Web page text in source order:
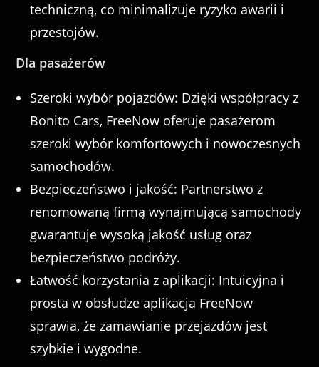
techniczną, co minimalizuje ryzyko awarii i
przestojów.
Dla pasażerów
Szeroki wybór pojazdów: Dzięki współpracy z
Bonito Cars, FreeNow oferuje pasażerom
szeroki wybór komfortowych i nowoczesnych
samochodów.
Bezpieczeństwo i jakość: Partnerstwo z
renomowaną firmą wynajmującą samochody
gwarantuje wysoką jakość usług oraz
bezpieczeństwo podróży.
Łatwość korzystania z aplikacji: Intuicyjna i
prosta w obsłudze aplikacja FreeNow
sprawia, że zamawianie przejazdów jest
szybkie i wygodne.